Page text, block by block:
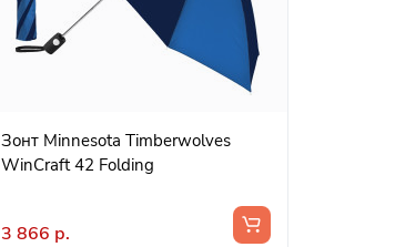
Зонт Minnesota Timberwolves
WinCraft 42 Folding
3 866 р.